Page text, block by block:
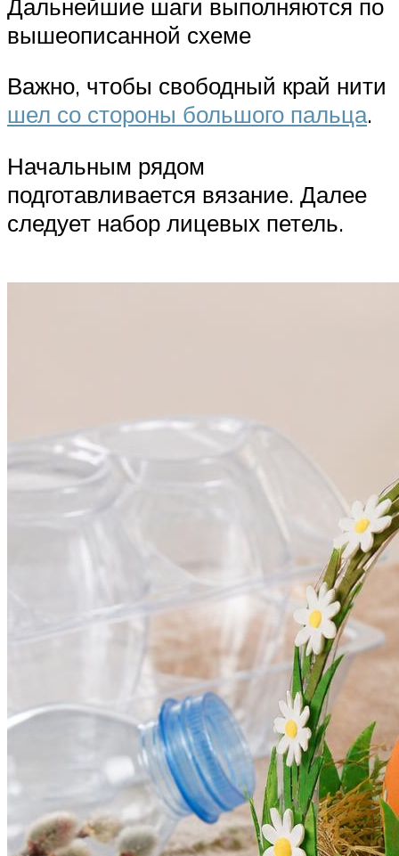
Дальнейшие шаги выполняются по
вышеописанной схеме
Важно, чтобы свободный край нити
шел со стороны большого пальца.
Начальным рядом
подготавливается вязание. Далее
следует набор лицевых петель.